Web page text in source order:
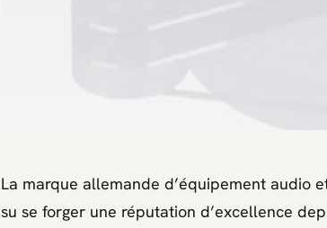
La marque allemande d’équipement audio
su se forger une réputation d’excellence